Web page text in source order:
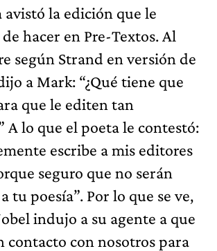
la edición que le
hacer en Pre-Textos. Al
según Strand en versión de
a Mark: “¿Qué tiene que
que le editen tan
A lo que el poeta le contestó:
escribe a mis editores
seguro que no serán
tu poesía”. Por lo que se ve,
indujo a su agente a que
contacto con nosotros para